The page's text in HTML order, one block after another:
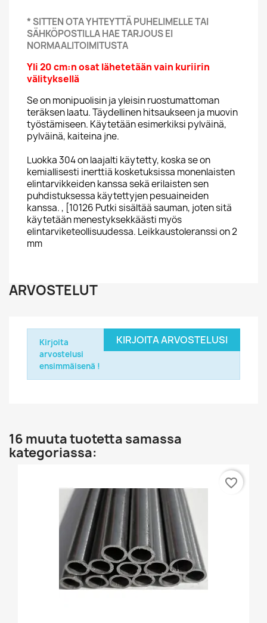
* SITTEN OTA YHTEYTTÄ PUHELIMELLE TAI
SÄHKÖPOSTILLA HAE TARJOUS EI
NORMAALITOIMITUSTA
Yli 20 cm:n osat lähetetään vain kuriirin
välityksellä
Se on monipuolisin ja yleisin ruostumattoman
teräksen laatu. Täydellinen hitsaukseen ja muovin
työstämiseen. Käytetään esimerkiksi pylväinä,
pylväinä, kaiteina jne.
Luokka 304 on laajalti käytetty, koska se on
kemiallisesti inerttiä kosketuksissa monenlaisten
elintarvikkeiden kanssa sekä erilaisten sen
puhdistuksessa käytettyjen pesuaineiden
kanssa. , [10126 Putki sisältää sauman, joten sitä
käytetään menestyksekkäästi myös
elintarviketeollisuudessa. Leikkaustoleranssi on 2
mm
ARVOSTELUT
KIRJOITA ARVOSTELUSI
Kirjoita
arvostelusi
ensimmäisenä !
16 muuta tuotetta samassa
kategoriassa:
favorite_border